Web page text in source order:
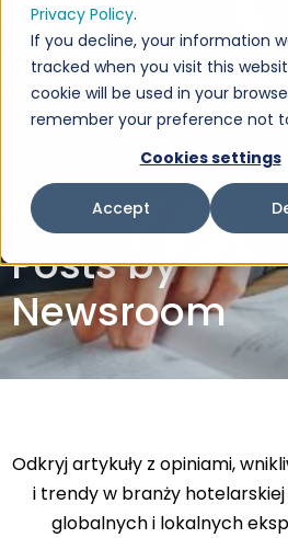
Privacy Policy.
If you decline, your information
tracked when you visit this
cookie will be used in your
remember your preference not
Cookies settings
Accept
Posts by
Newsroom
Odkryj artykuły z opiniami,
i trendy w branży hotelarskiej
globalnych i lokalnych